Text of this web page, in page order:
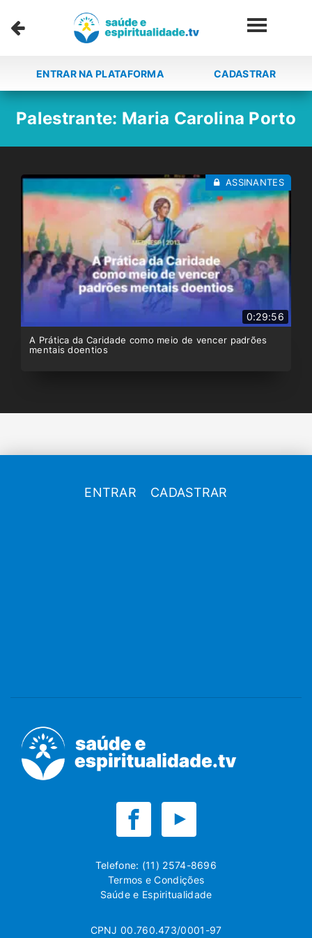
ENTRAR NA PLATAFORMA CADASTRAR
Palestrante: Maria Carolina Porto
0:29:56
A Prática da Caridade como meio de vencer padrões
mentais doentios
ASSINANTES
ENTRAR CADASTRAR
Telefone: (11) 2574-8696
Termos e Condições
Saúde e Espiritualidade
CPNJ 00.760.473/0001-97